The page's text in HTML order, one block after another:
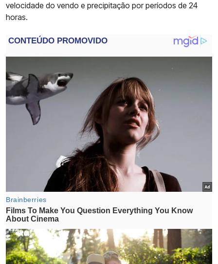
velocidade do vendo e precipitação por períodos de 24
horas.